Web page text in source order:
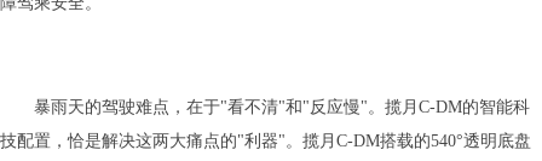
暴雨天的驾驶难点，在于"看不清"和"反应慢"。揽月C-DM的智能科
技配置，恰是解决这两大痛点的"利器"。揽月C-DM搭载的540°透明底盘